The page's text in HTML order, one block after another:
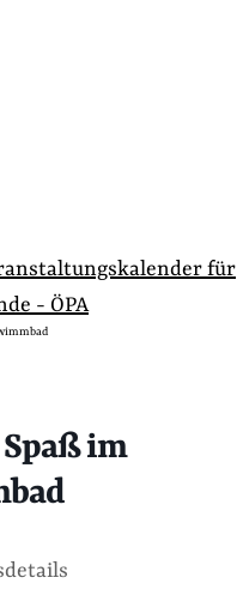
für
- ÖPA
im